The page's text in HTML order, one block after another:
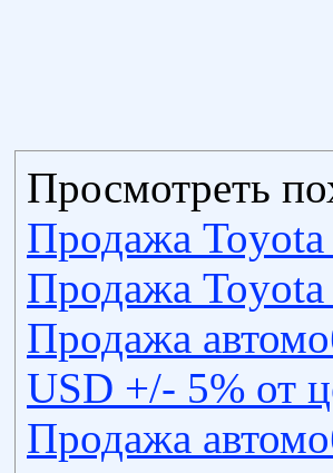
Просмотреть
Продажа
Продажа
Продажа
USD +/- 5% от
Продажа